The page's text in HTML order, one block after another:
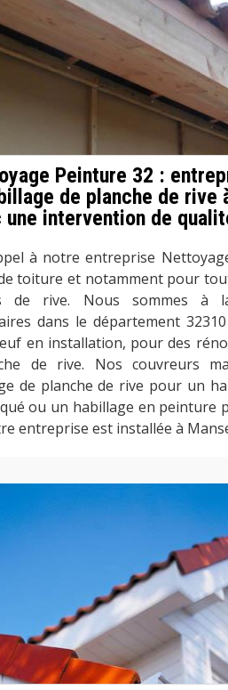
Peinture 32 :
de planche de rive
une intervention de
à notre entreprise
toiture et notamment pour
de rive. Nous sommes à
dans le département
en installation, pour des
de rive. Nos couvreurs
de planche de rive pour un
ou un habillage en peinture
entreprise est installée à